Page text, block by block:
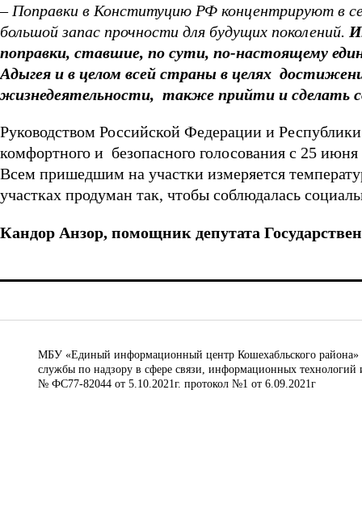
– Поправки в Конституцию РФ концентрируют в
большой запас прочности для будущих поколений.
поправки, ставшие, по сути, по-настоящему
Адыгея и в целом всей страны в целях
жизнедеятельности, также прийти и сделать
Руководством Российской Федерации и
комфортного и безопасного голосования с 25
Всем пришедшим на участки измеряется
участках продуман так, чтобы соблюдалась
Кандор Анзор, помощник депутата
МБУ «Единый информационный центр Кошехабльского района»
службы по надзору в сфере связи, информационных
№ ФС77-82044 от 5.10.2021г. протокол №1 от 6.09.2021г